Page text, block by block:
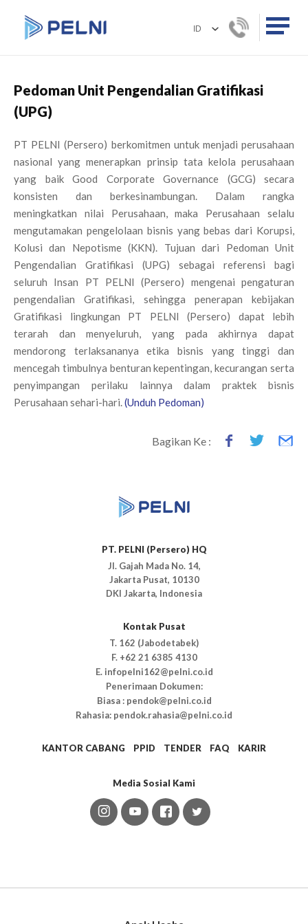
Pedoman Unit Pengendalian Gratifikasi
(UPG)
PT PELNI (Persero) berkomitmen untuk menjadi perusahaan
nasional yang menerapkan prinsip tata kelola perusahaan
yang baik Good Corporate Governance (GCG) secara
konsisten dan berkesinambungan. Dalam rangka
meningkatkan nilai Perusahaan, maka Perusahaan selalu
mengutamakan pengelolaan bisnis yang bebas dari Korupsi,
Kolusi dan Nepotisme (KKN). Tujuan dari Pedoman Unit
Pengendalian Gratifikasi (UPG) sebagai referensi bagi
seluruh Insan PT PELNI (Persero) mengenai pengaturan
pengendalian Gratifikasi, sehingga penerapan kebijakan
Gratifikasi lingkungan PT PELNI (Persero) dapat lebih
terarah dan menyeluruh, yang pada akhirnya dapat
mendorong terlaksananya etika bisnis yang tinggi dan
mencegah timbulnya benturan kepentingan, kecurangan serta
penyimpangan perilaku lainnya dalam praktek bisnis
Perusahaan sehari-hari.(Unduh Pedoman)
Bagikan Ke :
PT. PELNI (Persero) HQ
Jl. Gajah Mada No. 14,
Jakarta Pusat, 10130
DKI Jakarta, Indonesia
Kontak Pusat
T. 162 (Jabodetabek)
F. +62 21 6385 4130
E. infopelni162@pelni.co.id
Penerimaan Dokumen:
Biasa : pendok@pelni.co.id
Rahasia: pendok.rahasia@pelni.co.id
KANTOR CABANG PPID TENDER FAQ KARIR
Media Sosial Kami